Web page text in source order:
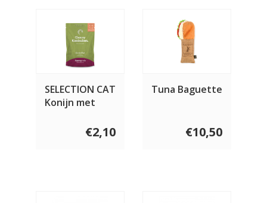
SELECTION CAT
Konijn met
€2,10
Tuna Baguette
€10,50